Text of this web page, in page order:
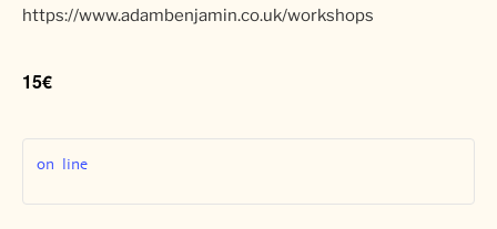
https://www.adambenjamin.co.uk/workshops
15€
on line